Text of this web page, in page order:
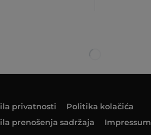
privatnosti
Politika kolačića
prenošenja sadržaja
Impressum